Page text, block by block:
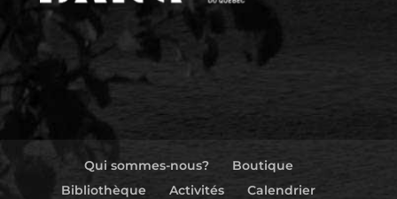
Qui sommes-nous?
Boutique
Bibliothèque
Activités
Calendrier